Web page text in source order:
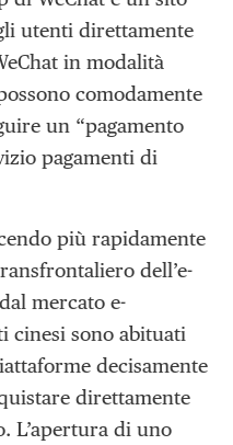
utenti direttamente
in modalità
comodamente
un “pagamento
pagamenti di
più rapidamente
dell’e-
mercato e-
cinesi sono abituati
decisamente
direttamente
L’apertura di uno